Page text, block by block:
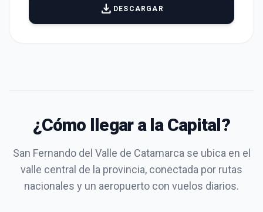
file_download DESCARGAR
¿Cómo llegar a la Capital?
San Fernando del Valle de Catamarca se ubica en el
valle central de la provincia, conectada por rutas
nacionales y un aeropuerto con vuelos diarios.